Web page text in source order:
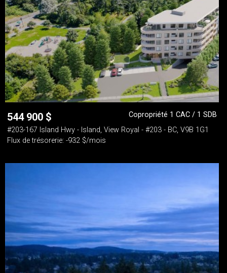
544 900 $
Copropriété 1 CAC / 1 SDB
#203-167 Island Hwy - Island, View Royal - #203 - BC, V9B 1G1
Flux de trésorerie: -932 $/mois